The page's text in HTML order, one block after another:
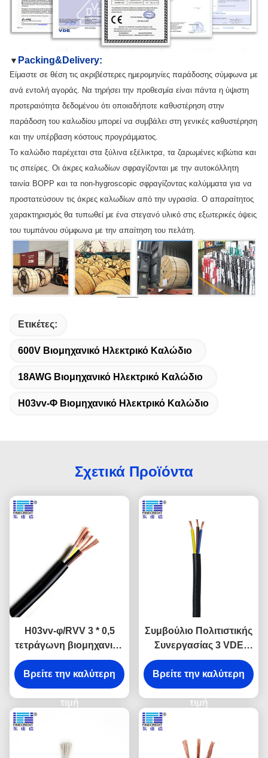
▼ Packing&Delivery:
Είμαστε σε θέση τις ακριβέστερες ημερομηνίες παράδοσης σύμφωνα με
ανά εντολή αγοράς. Να τηρήσει την προθεσμία είναι πάντα η ύψιστη
προτεραιότητα δεδομένου ότι οποιαδήποτε καθυστέρηση στην
παράδοση του καλωδίου μπορεί να συμβάλει στη γενικές καθυστέρηση
και την υπέρβαση κόστους προγράμματος.
Το καλώδιο παρέχεται στα ξύλινα εξέλικτρα, τα ζαρωμένες κιβώτια και
τις σπείρες. Οι άκρες καλωδίων σφραγίζονται με την αυτοκόλλητη
ταινία BOPP και τα non-hygroscopic σφραγίζοντας καλύμματα για να
προστατεύσουν τις άκρες καλωδίων από την υγρασία. Ο απαραίτητος
χαρακτηρισμός θα τυπωθεί με ένα στεγανό υλικό στις εξωτερικές όψεις
του τυμπάνου σύμφωνα με την απαίτηση του πελάτη.
Ετικέτες:
600V Βιομηχανικό Ηλεκτρικό Καλώδιο
18AWG Βιομηχανικό Ηλεκτρικό Καλώδιο
H03vv-Φ Βιομηχανικό Ηλεκτρικό Καλώδιο
Σχετικά Προϊόντα
H03vv-φ/RVV 3 * 0,5
τετράγωνη βιομηχανική
UV αντίσταση VDE
ηλεκτρικών καλωδίων
Βρείτε την καλύτερη
τιμή
Συμβούλιο Πολιτιστικής
Συνεργασίας 3 VDE
ηλεκτρικό καλώδιο
πυρήνων, ηλεκτρικά
καλώδια PVC h03vv-φ
h05vv-φ
Βρείτε την καλύτερη
τιμή